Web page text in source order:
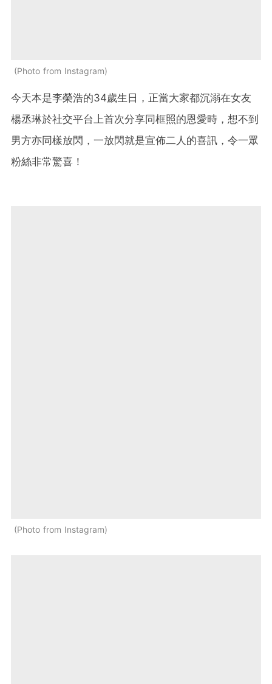
Photo from Instagram
今天本是李榮浩的34歲生日，正當大家都沉溺在女友
楊丞琳於社交平台上首次分享同框照的恩愛時，想不到
男方亦同樣放閃，一放閃就是宣佈二人的喜訊，令一眾
粉絲非常驚喜！
Photo from Instagram